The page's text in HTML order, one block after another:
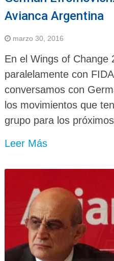
Avianca Argentina
marzo 30, 2016
En el Wings of Change
paralelamente con
conversamos con
los movimientos que
grupo para los
Leer Más